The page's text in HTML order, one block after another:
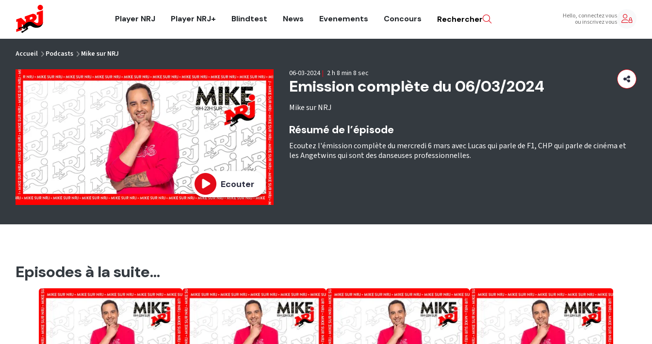
Player NRJ Player NRJ+ Blindtest News Evenements Concours Rechercher Hello, connectez vous
ou inscrivez vous
Accueil Podcasts Mike sur NRJ
Ecouter
Emission complète du 06/03/2024
Mike sur NRJ
06-03-2024 | 2 h 8 min 8 sec
Résumé de l’épisode
Ecoutez l'émission complète du mercredi 6 mars avec Lucas qui parle de F1, CHP qui parle de cinéma et
les Angetwins qui sont des danseuses professionnelles.
Episodes à la suite...